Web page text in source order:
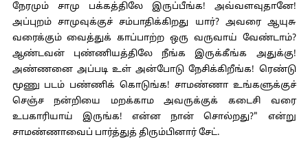
நேரமும் சாமு பக்கத்திலே இருப்பீங்க! அவ்வளவுதானே!
அப்புறம் சாமுவுக்குச் சம்பாதிக்கிறது யார்? அவரை ஆயுசு
வரைக்கும் வைத்துக் காப்பாற்ற ஒரு வருவாய் வேண்டாம்?
ஆண்டவன் புண்ணியத்திலே நீங்க இருக்கீங்க அதுக்கு!
அண்ணனை அப்படி உள் அன்போடு நேசிக்கிறீங்க! ரெண்டு
மூணு படம் பண்ணிக் கொடுங்க! சாமண்ணா உங்களுக்குச்
செஞ்ச நன்றியை மறக்காம அவருக்குக் கடைசி வரை
உபகாரியாய் இருங்க! என்ன நான் சொல்றது?" என்று
சாமண்ணாவைப் பார்த்துத் திரும்பினார் சேட்.